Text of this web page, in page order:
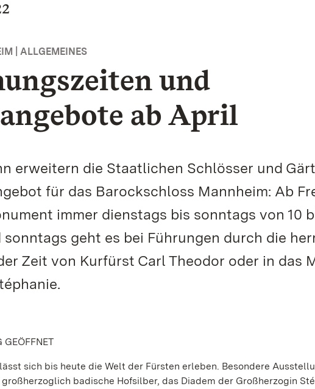
| ALLGEMEINES
und
ab April
erweitern die Staatlichen Schlösser und
für das Barockschloss Mannheim: Ab
immer dienstags bis sonntags von 10
sonntags geht es bei Führungen durch die
Zeit von Kurfürst Carl Theodor oder in das
GEÖFFNET
sich bis heute die Welt der Fürsten erleben. Besondere
badische Hofsilber, das Diadem der Großherzogin